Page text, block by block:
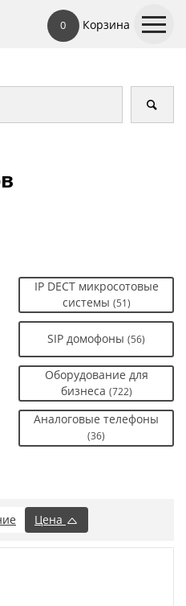
0 Корзина
IP DECT микросотовые
системы (51)
SIP домофоны (56)
Оборудование для
бизнеса (722)
Аналоговые телефоны
(36)
Цена